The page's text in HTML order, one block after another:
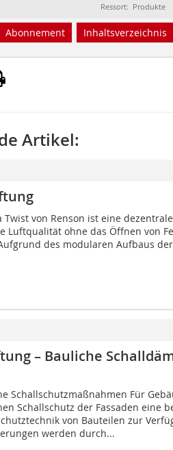
Ressort: Produkte
Abonnement Inhaltsverzeichnis
Artikel:
Twist von Renson ist eine
Luftqualität ohne das Öffnen von
des modularen Aufbaus
– Bauliche
Schallschutzmaßnahmen Für
Schallschutz der Fassaden eine
von Bauteilen zur
werden durch...